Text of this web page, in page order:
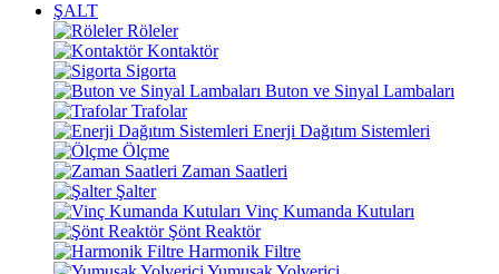
ŞALT
Röleler
Kontaktör
Sigorta
Buton ve Sinyal Lambaları
Trafolar
Enerji Dağıtım Sistemleri
Ölçme
Zaman Saatleri
Şalter
Vinç Kumanda Kutuları
Şönt Reaktör
Harmonik Filtre